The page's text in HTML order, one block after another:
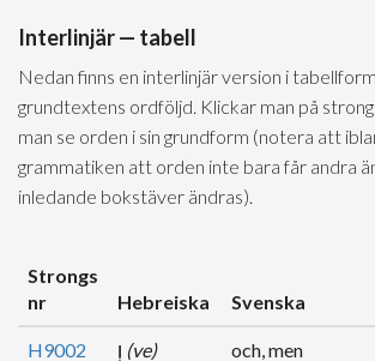
Interlinjär — tabell
Nedan finns en interlinjär version i
grundtextens ordföljd. Klickar man på
man se orden i sin grundform (notera att
grammatiken att orden inte bara får andra
inledande bokstäver ändras).
Strongs
nr
Hebreiska Svenska
H9002
(ve)
och, men